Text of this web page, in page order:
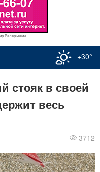
Валерьевич
+30°
стояк в своей
весь
3712